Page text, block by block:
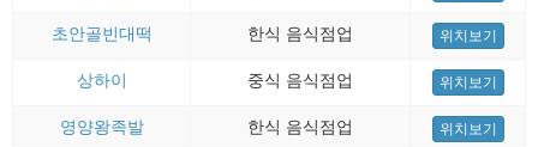
초안골빈대떡 한식 음식점업 위치보기
상하이 중식 음식점업 위치보기
영양왕족발 한식 음식점업 위치보기